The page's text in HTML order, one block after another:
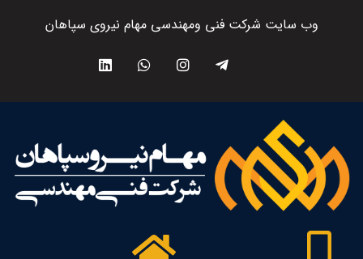
وب سایت شرکت فنی ومهندسی مهام نیروی سپاهان